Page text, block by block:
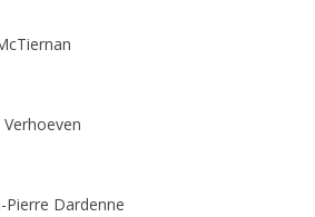
Pierre Dardenne